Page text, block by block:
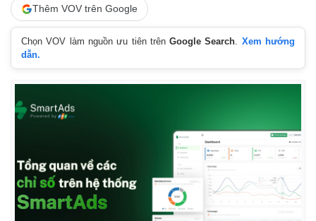
Thêm VOV trên Google
Chọn VOV làm nguồn ưu tiên trênGoogle Search. Xem hướng
dẫn.